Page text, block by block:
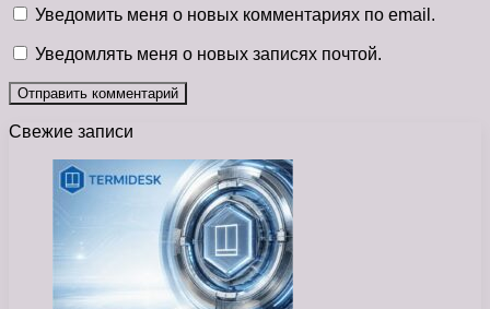
Уведомить меня о новых комментариях по email.
Уведомлять меня о новых записях почтой.
Свежие записи